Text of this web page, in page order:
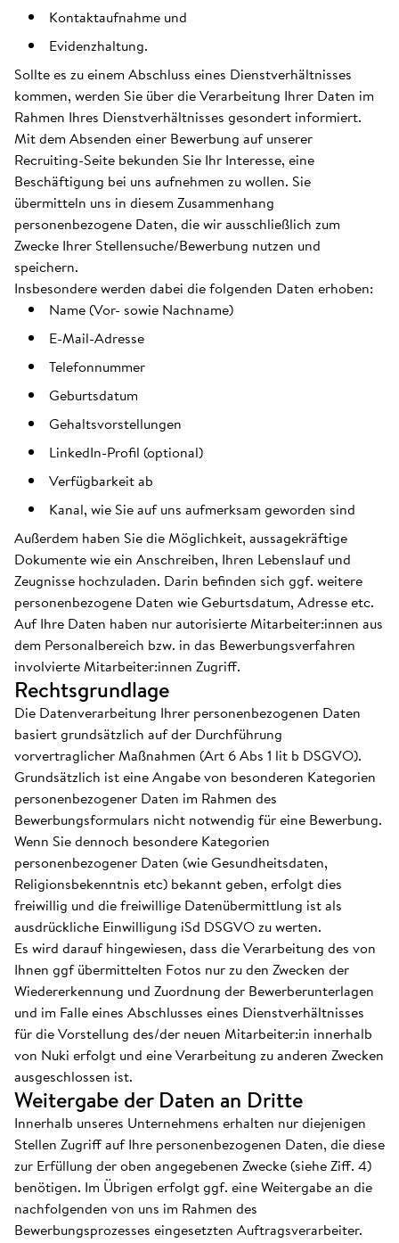
Kontaktaufnahme und
Evidenzhaltung.
Sollte es zu einem Abschluss eines Dienstverhältnisses
kommen, werden Sie über die Verarbeitung Ihrer Daten im
Rahmen Ihres Dienstverhältnisses gesondert informiert.
Mit dem Absenden einer Bewerbung auf unserer
Recruiting-Seite bekunden Sie Ihr Interesse, eine
Beschäftigung bei uns aufnehmen zu wollen. Sie
übermitteln uns in diesem Zusammenhang
personenbezogene Daten, die wir ausschließlich zum
Zwecke Ihrer Stellensuche/Bewerbung nutzen und
speichern.
Insbesondere werden dabei die folgenden Daten erhoben:
Name (Vor- sowie Nachname)
E-Mail-Adresse
Telefonnummer
Geburtsdatum
Gehaltsvorstellungen
LinkedIn-Profil (optional)
Verfügbarkeit ab
Kanal, wie Sie auf uns aufmerksam geworden sind
Außerdem haben Sie die Möglichkeit, aussagekräftige
Dokumente wie ein Anschreiben, Ihren Lebenslauf und
Zeugnisse hochzuladen. Darin befinden sich ggf. weitere
personenbezogene Daten wie Geburtsdatum, Adresse etc.
Auf Ihre Daten haben nur autorisierte Mitarbeiter:innen aus
dem Personalbereich bzw. in das Bewerbungsverfahren
involvierte Mitarbeiter:innen Zugriff.
Rechtsgrundlage
Die Datenverarbeitung Ihrer personenbezogenen Daten
basiert grundsätzlich auf der Durchführung
vorvertraglicher Maßnahmen (Art 6 Abs 1 lit b DSGVO).
Grundsätzlich ist eine Angabe von besonderen Kategorien
personenbezogener Daten im Rahmen des
Bewerbungsformulars nicht notwendig für eine Bewerbung.
Wenn Sie dennoch besondere Kategorien
personenbezogener Daten (wie Gesundheitsdaten,
Religionsbekenntnis etc) bekannt geben, erfolgt dies
freiwillig und die freiwillige Datenübermittlung ist als
ausdrückliche Einwilligung iSd DSGVO zu werten.
Es wird darauf hingewiesen, dass die Verarbeitung des von
Ihnen ggf übermittelten Fotos nur zu den Zwecken der
Wiedererkennung und Zuordnung der Bewerberunterlagen
und im Falle eines Abschlusses eines Dienstverhältnisses
für die Vorstellung des/der neuen Mitarbeiter:in innerhalb
von Nuki erfolgt und eine Verarbeitung zu anderen Zwecken
ausgeschlossen ist.
Weitergabe der Daten an Dritte
Innerhalb unseres Unternehmens erhalten nur diejenigen
Stellen Zugriff auf Ihre personenbezogenen Daten, die diese
zur Erfüllung der oben angegebenen Zwecke (siehe Ziff. 4)
benötigen. Im Übrigen erfolgt ggf. eine Weitergabe an die
nachfolgenden von uns im Rahmen des
Bewerbungsprozesses eingesetzten Auftragsverarbeiter.